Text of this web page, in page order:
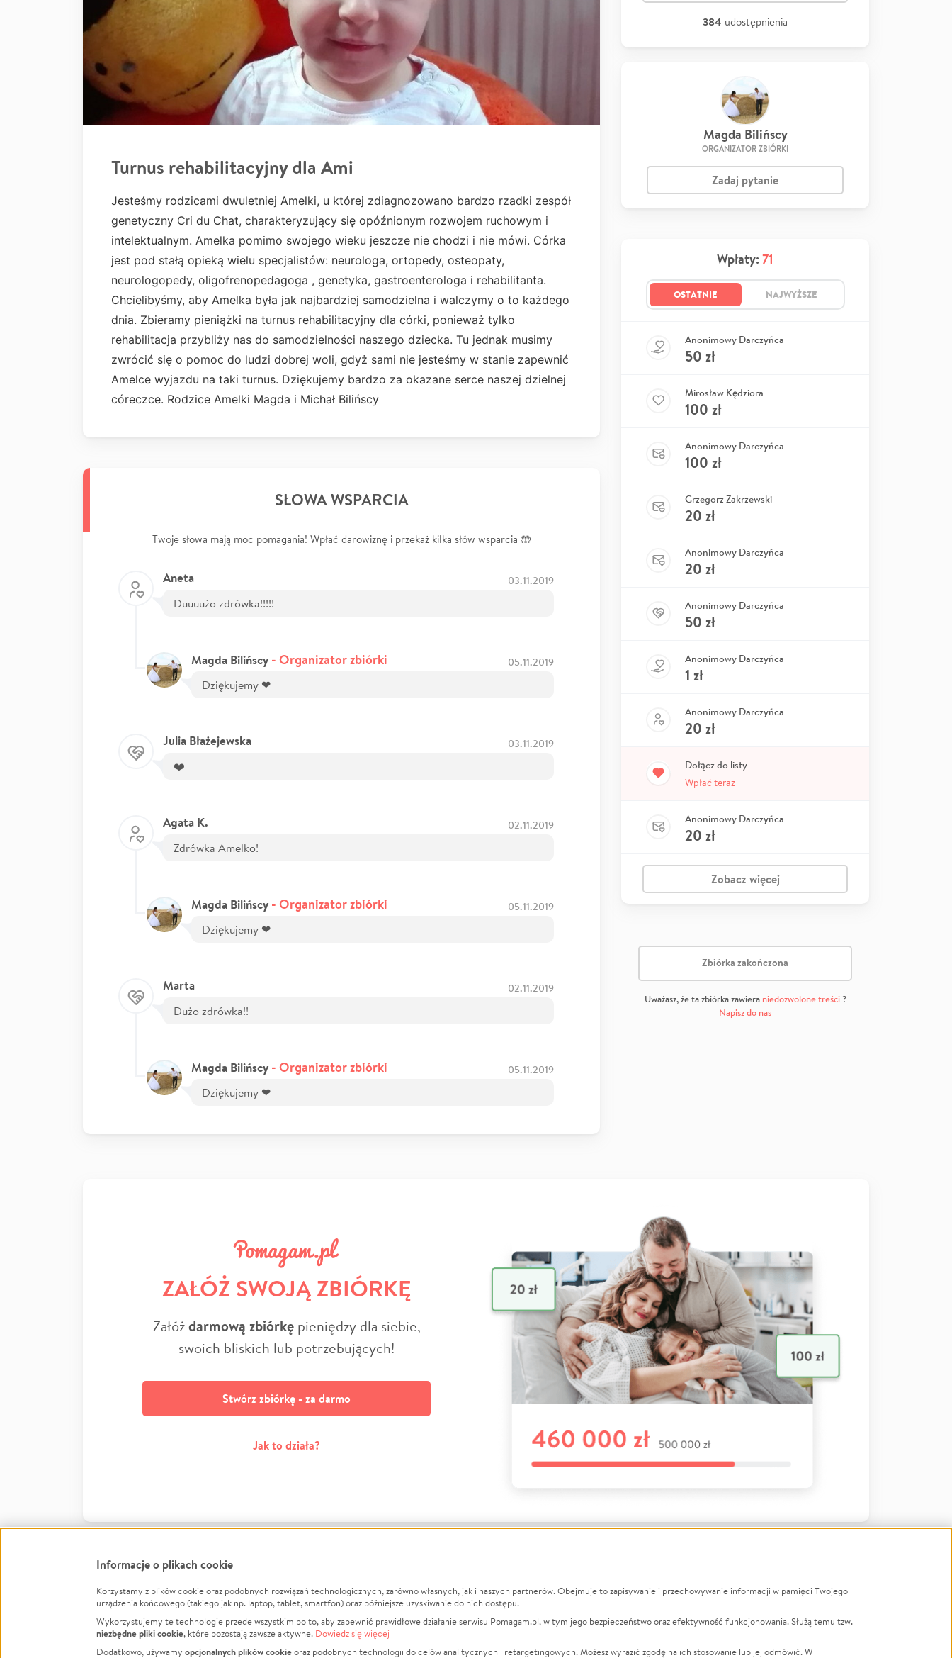
Turnus rehabilitacyjny dla Ami
Jesteśmy rodzicami dwuletniej Amelki, u której zdiagnozowano bardzo rzadki zespół
genetyczny Cri du Chat, charakteryzujący się opóźnionym rozwojem ruchowym i
intelektualnym. Amelka pomimo swojego wieku jeszcze nie chodzi i nie mówi. Córka
jest pod stałą opieką wielu specjalistów: neurologa, ortopedy, osteopaty,
neurologopedy, oligofrenopedagoga , genetyka, gastroenterologa i rehabilitanta.
Chcielibyśmy, aby Amelka była jak najbardziej samodzielna i walczymy o to każdego
dnia. Zbieramy pieniążki na turnus rehabilitacyjny dla córki, ponieważ tylko
rehabilitacja przybliży nas do samodzielności naszego dziecka. Tu jednak musimy
zwrócić się o pomoc do ludzi dobrej woli, gdyż sami nie jesteśmy w stanie zapewnić
Amelce wyjazdu na taki turnus. Dziękujemy bardzo za okazane serce naszej dzielnej
córeczce. Rodzice Amelki Magda i Michał Bilińscy
SŁOWA WSPARCIA
Twoje słowa mają moc pomagania! Wpłać darowiznę i przekaż kilka słów wsparcia 🤲
Aneta 03.11.2019
Duuuużo zdrówka!!!!!
Magda Bilińscy - Organizator zbiórki 05.11.2019
Dziękujemy ❤
Julia Błażejewska 03.11.2019
❤️
Agata K. 02.11.2019
Zdrówka Amelko!
Magda Bilińscy - Organizator zbiórki 05.11.2019
Dziękujemy ❤
Marta 02.11.2019
Dużo zdrówka!!
Magda Bilińscy - Organizator zbiórki 05.11.2019
Dziękujemy ❤
384 udostępnienia
Magda Bilińscy
ORGANIZATOR ZBIÓRKI
Zadaj pytanie
Wpłaty: 71
OSTATNIE NAJWYŻSZE
Anonimowy Darczyńca
50 zł
Mirosław Kędziora
100 zł
Anonimowy Darczyńca
100 zł
Grzegorz Zakrzewski
20 zł
Anonimowy Darczyńca
20 zł
Anonimowy Darczyńca
50 zł
Anonimowy Darczyńca
1 zł
Anonimowy Darczyńca
20 zł
Dołącz do listy
Wpłać teraz
Anonimowy Darczyńca
20 zł
Zobacz więcej
Zbiórka zakończona
Uważasz, że ta zbiórka zawiera niedozwolone treści?
Napisz do nas
ZAŁÓŻ SWOJĄ ZBIÓRKĘ
Załóżdarmową zbiórkępieniędzy dla siebie,
swoich bliskich lub potrzebujących!
Stwórz zbiórkę - za darmo
Jak to działa?
FacebookTwitter Instagram
Informacje
Jak to działa?
Regulamin
O nas
Opinie
Raporty
Zbieraj na
Leczenie
Zwierzęta
LGBTQ+
Powódź
Informacje o plikach cookie
Korzystamy z plików cookie oraz podobnych rozwiązań technologicznych, zarówno własnych, jak i naszych partnerów. Obejmuje to zapisywanie i przechowywanie informacji w pamięci Twojego
urządzenia końcowego (takiego jak np. laptop, tablet, smartfon) oraz późniejsze uzyskiwanie do nich dostępu.
Wykorzystujemy te technologie przede wszystkim po to, aby zapewnić prawidłowe działanie serwisu Pomagam.pl, w tym jego bezpieczeństwo oraz efektywność funkcjonowania. Służą temu tzw.
niezbędne pliki cookie, które pozostają zawsze aktywne. Dowiedz się więcej
Dodatkowo, używamy opcjonalnych plików cookieoraz podobnych technologii do celów analitycznych i retargetingowych. Możesz wyrazić zgodę na ich stosowanie lub jej odmówić. W